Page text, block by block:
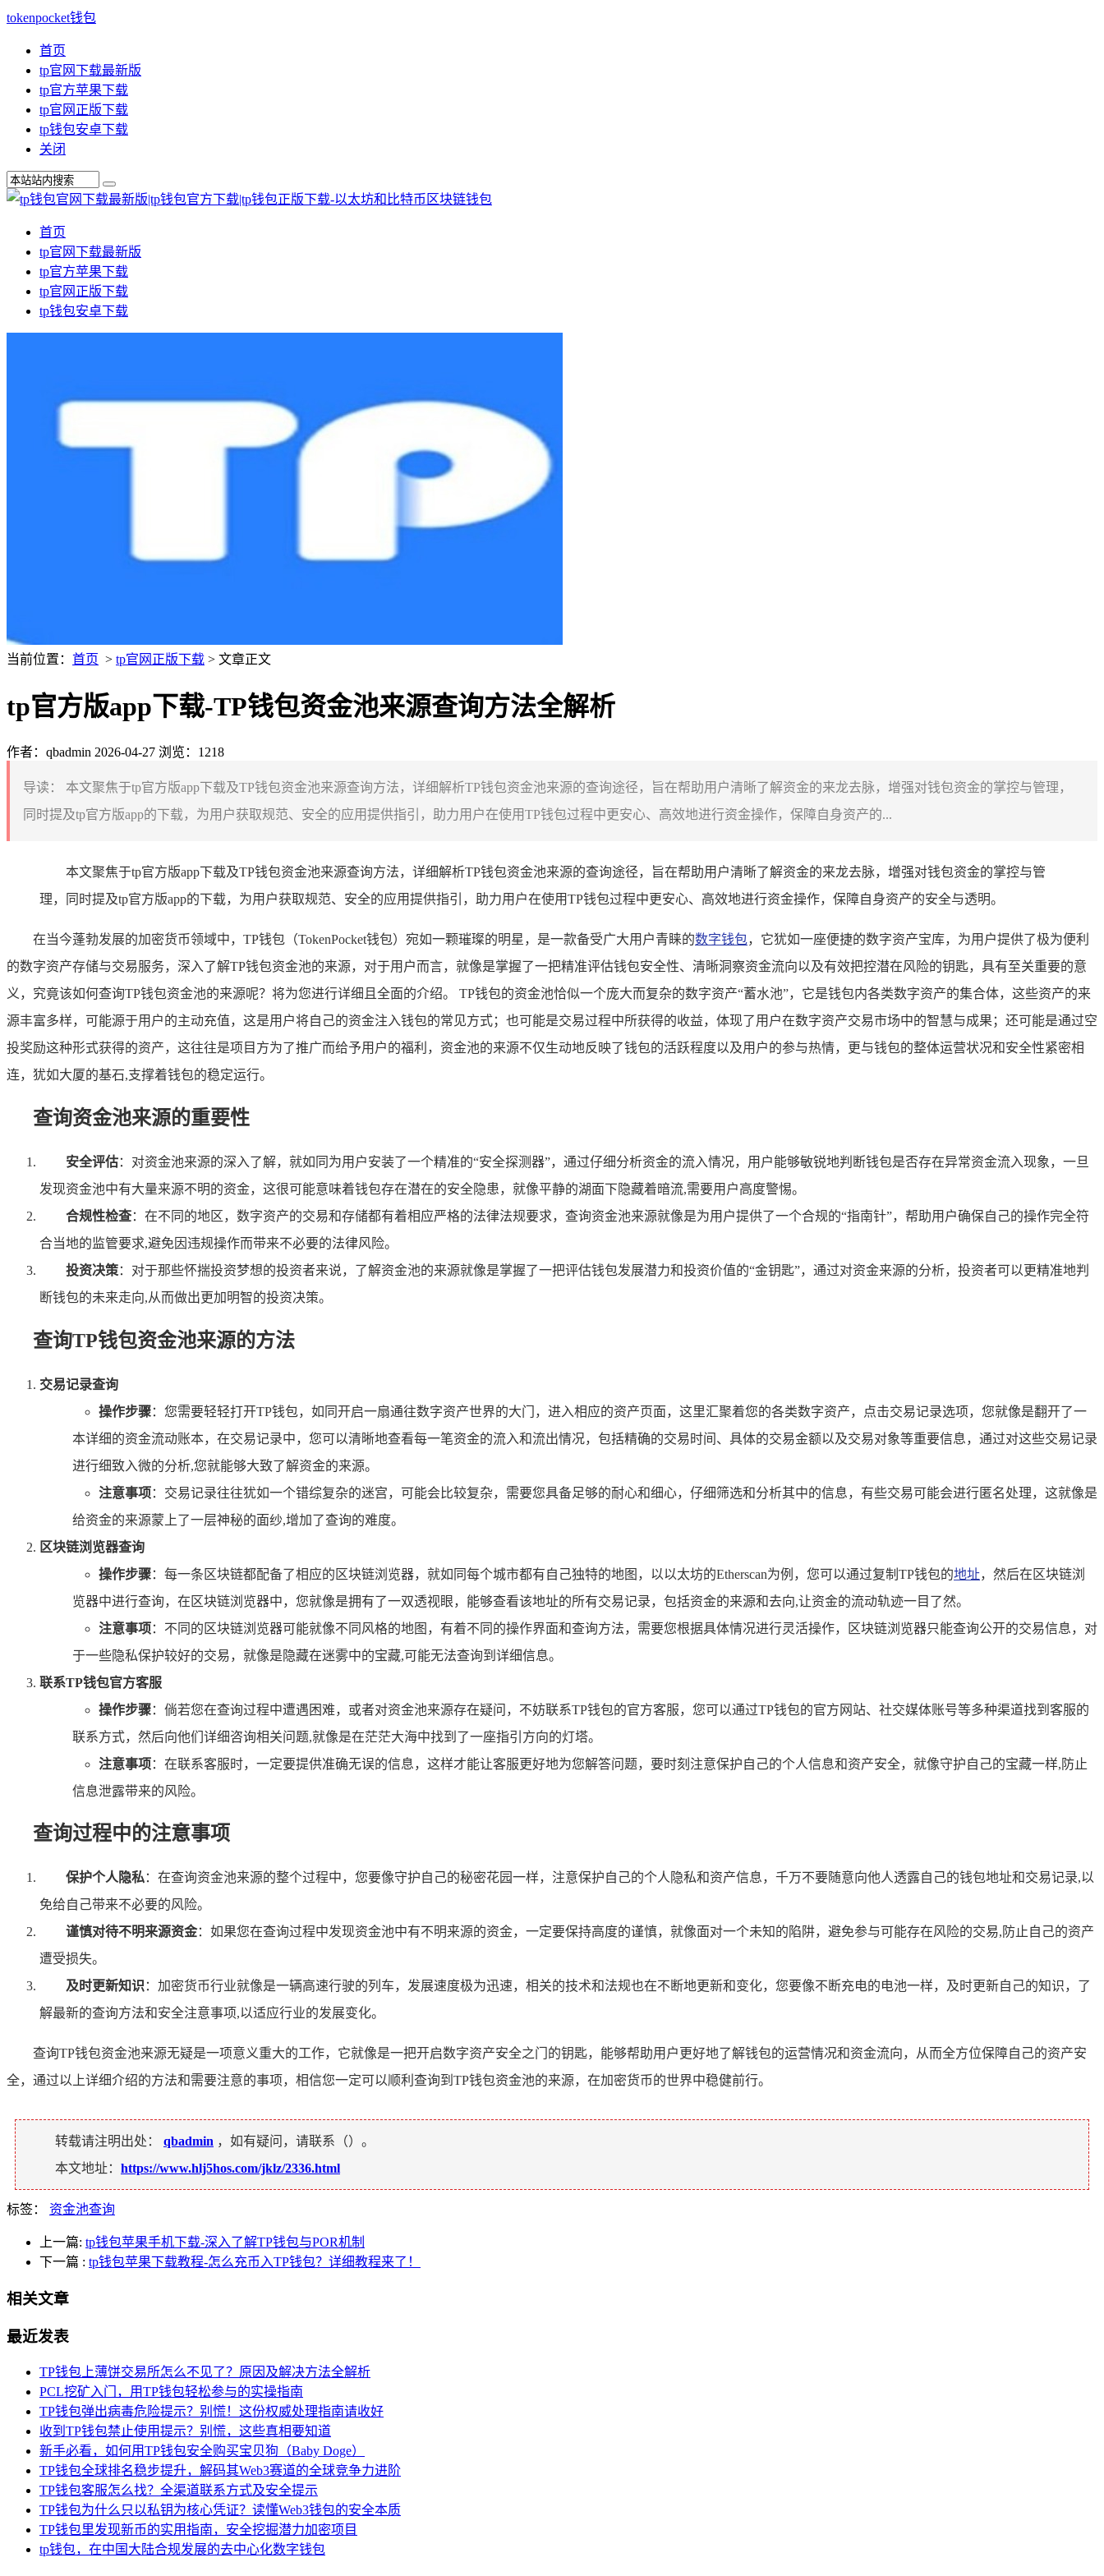
tokenpocket钱包
首页
tp官网下载最新版
tp官方苹果下载
tp官网正版下载
tp钱包安卓下载
关闭
首页
tp官网下载最新版
tp官方苹果下载
tp官网正版下载
tp钱包安卓下载
当前位置： 首页 > tp官网正版下载 > 文章正文
tp官方版app下载-TP钱包资金池来源查询方法全解析
作者：qbadmin 2026-04-27 浏览：1218
导读：
本文聚焦于tp官方版app下载及TP钱包资金池来源查询方法，详细解析TP钱包资金池来源的查询途径，旨在帮助用户清晰了解资金的来龙去脉，增强对钱包资金的掌控与管理，
同时提及tp官方版app的下载，为用户获取规范、安全的应用提供指引，助力用户在使用TP钱包过程中更安心、高效地进行资金操作，保障自身资产的...
本文聚焦于tp官方版app下载及TP钱包资金池来源查询方法，详细解析TP钱包资金池来源的查询途径，旨在帮助用户清晰了解资金的来龙去脉，增强对钱包资金的掌控与管
理，同时提及tp官方版app的下载，为用户获取规范、安全的应用提供指引，助力用户在使用TP钱包过程中更安心、高效地进行资金操作，保障自身资产的安全与透明。
在当今蓬勃发展的加密货币领域中，TP钱包（TokenPocket钱包）宛如一颗璀璨的明星，是一款备受广大用户青睐的数字钱包，它犹如一座便捷的数字资产宝库，为用户提供了极为便利
的数字资产存储与交易服务，深入了解TP钱包资金池的来源，对于用户而言，就像是掌握了一把精准评估钱包安全性、清晰洞察资金流向以及有效把控潜在风险的钥匙，具有至关重要的意
义，究竟该如何查询TP钱包资金池的来源呢？将为您进行详细且全面的介绍。 TP钱包的资金池恰似一个庞大而复杂的数字资产“蓄水池”，它是钱包内各类数字资产的集合体，这些资产的来
源丰富多样，可能源于用户的主动充值，这是用户将自己的资金注入钱包的常见方式；也可能是交易过程中所获得的收益，体现了用户在数字资产交易市场中的智慧与成果；还可能是通过空
投奖励这种形式获得的资产，这往往是项目方为了推广而给予用户的福利，资金池的来源不仅生动地反映了钱包的活跃程度以及用户的参与热情，更与钱包的整体运营状况和安全性紧密相
连，犹如大厦的基石,支撑着钱包的稳定运行。
查询资金池来源的重要性
安全评估：对资金池来源的深入了解，就如同为用户安装了一个精准的“安全探测器”，通过仔细分析资金的流入情况，用户能够敏锐地判断钱包是否存在异常资金流入现象，一旦
发现资金池中有大量来源不明的资金，这很可能意味着钱包存在潜在的安全隐患，就像平静的湖面下隐藏着暗流,需要用户高度警惕。
合规性检查：在不同的地区，数字资产的交易和存储都有着相应严格的法律法规要求，查询资金池来源就像是为用户提供了一个合规的“指南针”，帮助用户确保自己的操作完全符
合当地的监管要求,避免因违规操作而带来不必要的法律风险。
投资决策：对于那些怀揣投资梦想的投资者来说，了解资金池的来源就像是掌握了一把评估钱包发展潜力和投资价值的“金钥匙”，通过对资金来源的分析，投资者可以更精准地判
断钱包的未来走向,从而做出更加明智的投资决策。
查询TP钱包资金池来源的方法
交易记录查询
操作步骤：您需要轻轻打开TP钱包，如同开启一扇通往数字资产世界的大门，进入相应的资产页面，这里汇聚着您的各类数字资产，点击交易记录选项，您就像是翻开了一
本详细的资金流动账本，在交易记录中，您可以清晰地查看每一笔资金的流入和流出情况，包括精确的交易时间、具体的交易金额以及交易对象等重要信息，通过对这些交易记录
进行细致入微的分析,您就能够大致了解资金的来源。
注意事项 ：交易记录往往犹如一个错综复杂的迷宫，可能会比较复杂，需要您具备足够的耐心和细心，仔细筛选和分析其中的信息，有些交易可能会进行匿名处理，这就像是
给资金的来源蒙上了一层神秘的面纱,增加了查询的难度。
区块链浏览器查询
操作步骤：每一条区块链都配备了相应的区块链浏览器，就如同每个城市都有自己独特的地图，以以太坊的Etherscan为例，您可以通过复制TP钱包的地址，然后在区块链浏
览器中进行查询，在区块链浏览器中，您就像是拥有了一双透视眼，能够查看该地址的所有交易记录，包括资金的来源和去向,让资金的流动轨迹一目了然。
注意事项 ：不同的区块链浏览器可能就像不同风格的地图，有着不同的操作界面和查询方法，需要您根据具体情况进行灵活操作，区块链浏览器只能查询公开的交易信息，对
于一些隐私保护较好的交易，就像是隐藏在迷雾中的宝藏,可能无法查询到详细信息。
联系TP钱包官方客服
操作步骤：倘若您在查询过程中遭遇困难，或者对资金池来源存在疑问，不妨联系TP钱包的官方客服，您可以通过TP钱包的官方网站、社交媒体账号等多种渠道找到客服的
联系方式，然后向他们详细咨询相关问题,就像是在茫茫大海中找到了一座指引方向的灯塔。
注意事项 ：在联系客服时，一定要提供准确无误的信息，这样才能让客服更好地为您解答问题，要时刻注意保护自己的个人信息和资产安全，就像守护自己的宝藏一样,防止
信息泄露带来的风险。
查询过程中的注意事项
保护个人隐私：在查询资金池来源的整个过程中，您要像守护自己的秘密花园一样，注意保护自己的个人隐私和资产信息，千万不要随意向他人透露自己的钱包地址和交易记录,以
免给自己带来不必要的风险。
谨慎对待不明来源资金：如果您在查询过程中发现资金池中有不明来源的资金，一定要保持高度的谨慎，就像面对一个未知的陷阱，避免参与可能存在风险的交易,防止自己的资产
遭受损失。
及时更新知识 ：加密货币行业就像是一辆高速行驶的列车，发展速度极为迅速，相关的技术和法规也在不断地更新和变化，您要像不断充电的电池一样，及时更新自己的知识，了
解最新的查询方法和安全注意事项,以适应行业的发展变化。
查询TP钱包资金池来源无疑是一项意义重大的工作，它就像是一把开启数字资产安全之门的钥匙，能够帮助用户更好地了解钱包的运营情况和资金流向，从而全方位保障自己的资产安
全，通过以上详细介绍的方法和需要注意的事项，相信您一定可以顺利查询到TP钱包资金池的来源，在加密货币的世界中稳健前行。
转载请注明出处： qbadmin ，如有疑问，请联系（）。
本文地址： https://www.hlj5hos.com/jklz/2336.html
标签： 资金池查询
上一篇: tp钱包苹果手机下载-深入了解TP钱包与POR机制
下一篇 : tp钱包苹果下载教程-怎么充币入TP钱包？详细教程来了！
相关文章
最近发表
TP钱包上薄饼交易所怎么不见了？原因及解决方法全解析
PCL挖矿入门，用TP钱包轻松参与的实操指南
TP钱包弹出病毒危险提示？别慌！这份权威处理指南请收好
收到TP钱包禁止使用提示？别慌，这些真相要知道
新手必看，如何用TP钱包安全购买宝贝狗（Baby Doge）
TP钱包全球排名稳步提升，解码其Web3赛道的全球竞争力进阶
TP钱包客服怎么找？全渠道联系方式及安全提示
TP钱包为什么只以私钥为核心凭证？读懂Web3钱包的安全本质
TP钱包里发现新币的实用指南，安全挖掘潜力加密项目
tp钱包，在中国大陆合规发展的去中心化数字钱包